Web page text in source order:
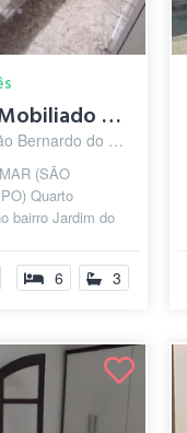
Alugo Quarto Mobiliado São Bernardo J. d...
do Campo - SP
(SÃO
Quarto
bairro Jardim do
6 3